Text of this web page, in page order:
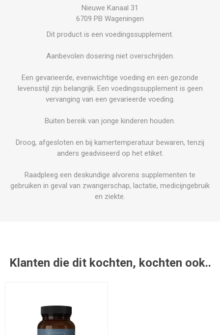
Nieuwe Kanaal 31
6709 PB Wageningen
Dit product is een voedingssupplement.
Aanbevolen dosering niet overschrijden.
Een gevarieerde, evenwichtige voeding en een gezonde
levensstijl zijn belangrijk. Een voedingssupplement is geen
vervanging van een gevarieerde voeding.
Buiten bereik van jonge kinderen houden.
Droog, afgesloten en bij kamertemperatuur bewaren, tenzij
anders geadviseerd op het etiket.
Raadpleeg een deskundige alvorens supplementen te
gebruiken in geval van zwangerschap, lactatie, medicijngebruik
en ziekte.
Klanten die dit kochten, kochten ook..